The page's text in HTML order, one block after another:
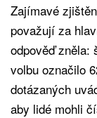
Zajímavé
považují za
odpověď zněla:
volbu označilo
dotázaných
aby lidé mohli